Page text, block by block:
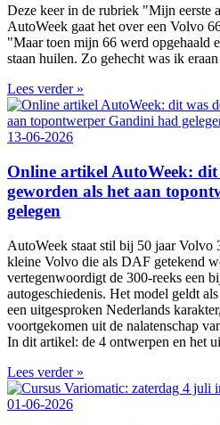
Deze keer in de rubriek "Mijn eerste
AutoWeek gaat het over een Volvo
"Maar toen mijn 66 werd opgehaald
staan huilen. Zo gehecht was ik
Lees verder »
13-06-2026
Online artikel AutoWeek: dit
geworden als het aan
gelegen
AutoWeek staat stil bij 50 jaar Volvo
kleine Volvo die als DAF getekend
vertegenwoordigt de 300‑reeks een
autogeschiedenis. Het model geldt
een uitgesproken Nederlands
voortgekomen uit de nalatenschap
In dit artikel: de 4 ontwerpen en het
Lees verder »
01-06-2026